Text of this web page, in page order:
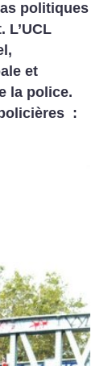
politiques
L’UCL
et
la police.
: